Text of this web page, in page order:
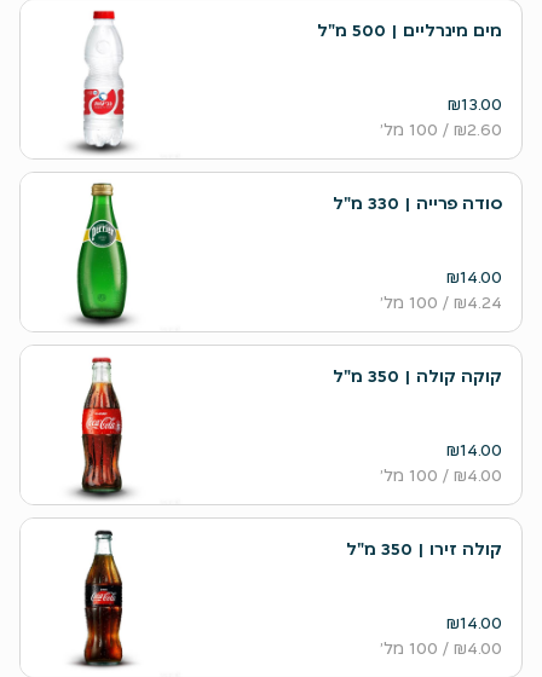
מים מינרליים | 500 מ"ל
₪13.00
₪2.60 / 100 מל׳
סודה פרייה | 330 מ"ל
₪14.00
₪4.24 / 100 מל׳
קוקה קולה | 350 מ"ל
₪14.00
₪4.00 / 100 מל׳
קולה זירו | 350 מ"ל
₪14.00
₪4.00 / 100 מל׳